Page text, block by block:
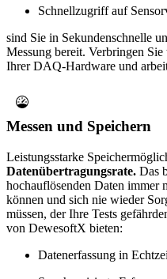
Schnellzugriff auf
sind Sie in Sekundenschnelle
Messung bereit. Verbringen
Ihrer DAQ-Hardware und
Messen und Speichern
Leistungsstarke
Datenübertragungsrate. Das
hochauflösenden Daten immer
können und sich nie wieder
müssen, der Ihre Tests
von DewesoftX bieten:
Datenerfassung in